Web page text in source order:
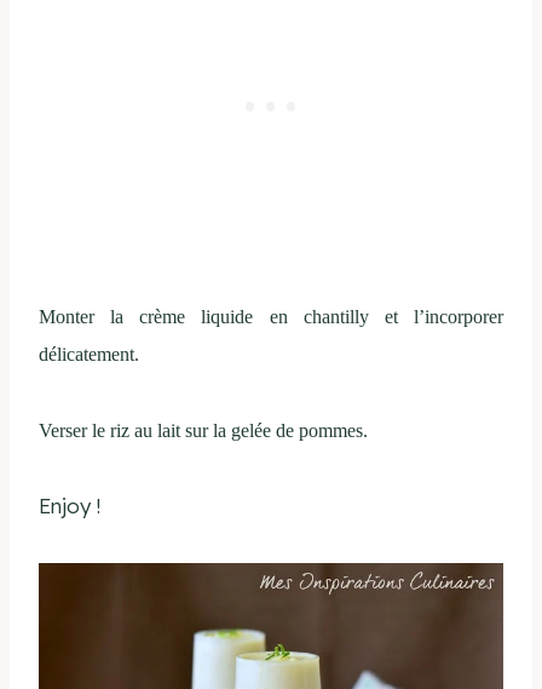
Monter la crème liquide en chantilly et l’incorporer
délicatement.
Verser le riz au lait sur la gelée de pommes.
Enjoy !